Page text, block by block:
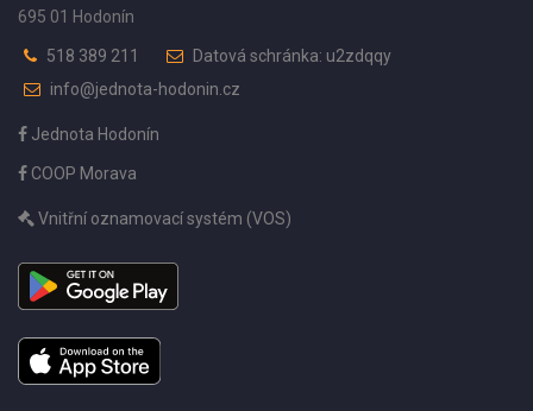
695 01 Hodonín
518 389 211
Datová schránka: u2zdqqy
info@jednota-hodonin.cz
Jednota Hodonín
COOP Morava
Vnitřní oznamovací systém (VOS)